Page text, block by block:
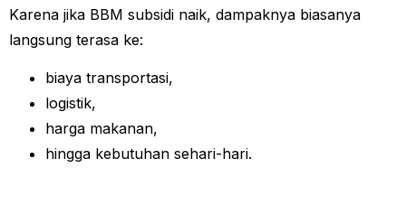
Karena jika BBM subsidi naik, dampaknya biasanya
langsung terasa ke:
biaya transportasi,
logistik,
harga makanan,
hingga kebutuhan sehari-hari.